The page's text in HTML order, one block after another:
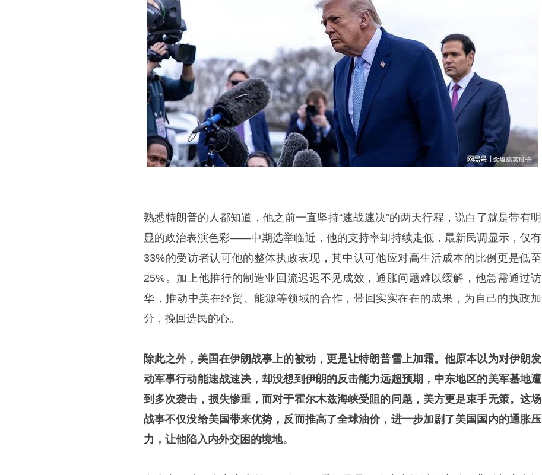
熟悉特朗普的人都知道，他之前一直坚持“速战速决”的两天行程，说白了就是带有明
显的政治表演色彩——中期选举临近，他的支持率却持续走低，最新民调显示，仅有
33%的受访者认可他的整体执政表现，其中认可他应对高生活成本的比例更是低至
25%。加上他推行的制造业回流迟迟不见成效，通胀问题难以缓解，他急需通过访
华，推动中美在经贸、能源等领域的合作，带回实实在在的成果，为自己的执政加
分，挽回选民的心。
除此之外，美国在伊朗战事上的被动，更是让特朗普雪上加霜。他原本以为对伊朗发
动军事行动能速战速决，却没想到伊朗的反击能力远超预期，中东地区的美军基地遭
到多次袭击，损失惨重，而对于霍尔木兹海峡受阻的问题，美方更是束手无策。这场
战事不仅没给美国带来优势，反而推高了全球油价，进一步加剧了美国国内的通胀压
力，让他陷入内外交困的境地。